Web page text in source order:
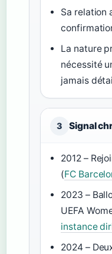
Sa relation
La nature
nécessité
jamais
3 Signal
2012 –
(FC
2023 –
UEFA
instance
2024 –